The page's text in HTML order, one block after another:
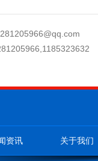
资讯 关于我们